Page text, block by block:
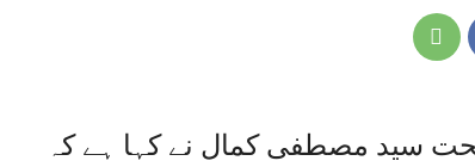
سید مصطفی کمال نے کہا ہے کہ